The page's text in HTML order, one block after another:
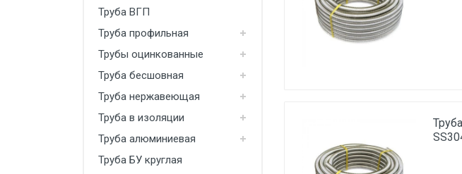
Производство
Штакетник
Черный металлопрокат
Нержавеющий металлопрокат
Детали трубопроводов и
метизы
Труба ВГП
Труба профильная
Трубы оцинкованные
Труба бесшовная
Труба нержавеющая
Труба в изоляции
Труба алюминиевая
Труба БУ круглая